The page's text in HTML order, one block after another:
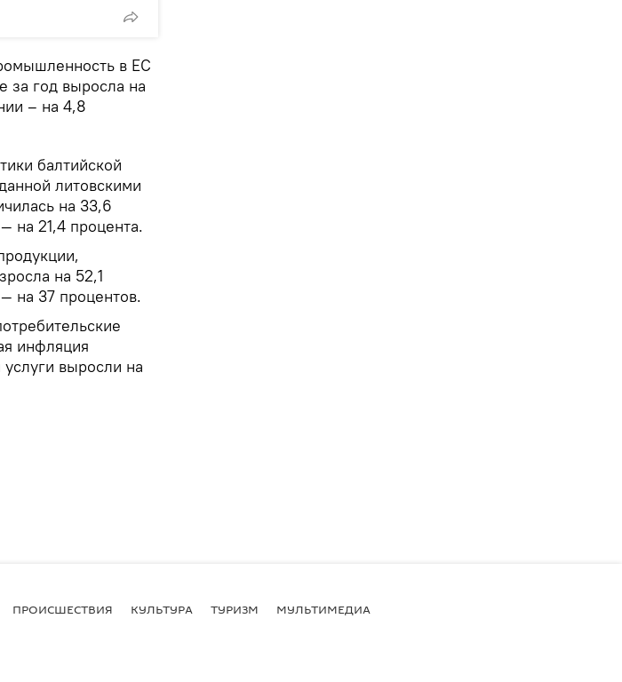
в ЕС
за год выросла на
– на 4,8
балтийской
литовскими
на 33,6
на 21,4 процента.
на 52,1
на 37 процентов.
инфляция
выросли на
ПРОИСШЕСТВИЯ КУЛЬТУРА ТУРИЗМ МУЛЬТИМЕДИА